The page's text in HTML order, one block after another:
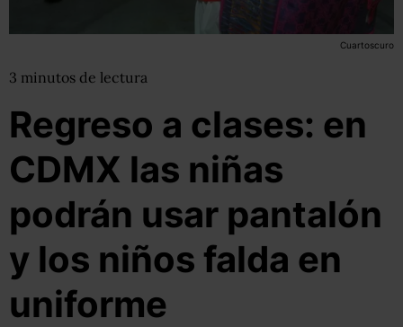
Cuartoscuro
3 minutos de lectura
Regreso a clases: en
CDMX las niñas
podrán usar pantalón
y los niños falda en
uniforme